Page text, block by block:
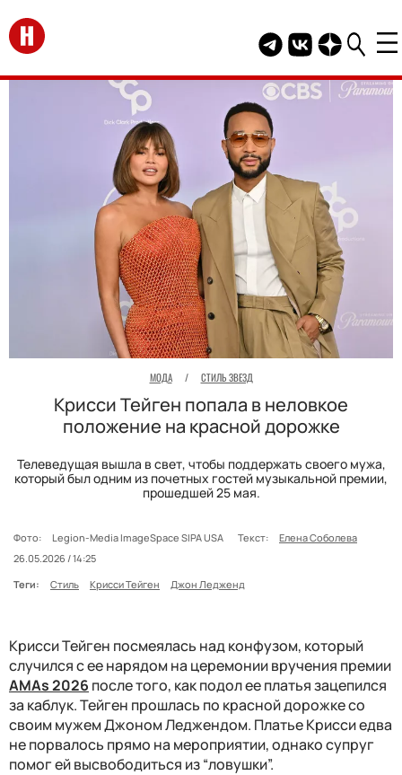
Перейти на главную
Telegram канал
Группа HELLO
Канал
МОДА / СТИЛЬ ЗВЕЗД
Крисси Тейген попала в неловкое
положение на красной дорожке
Телеведущая вышла в свет, чтобы поддержать своего мужа,
который был одним из почетных гостей музыкальной премии,
прошедшей 25 мая.
Фото: Legion-Media ImageSpace SIPA USA Текст:
Елена Соболева
26.05.2026 / 14:25
Теги:
Стиль Крисси Тейген Джон Ледженд
Крисси Тейген посмеялась над конфузом, который
случился с ее нарядом на церемонии вручения премии
AMAs 2026 после того, как подол ее платья зацепился
за каблук. Тейген прошлась по красной дорожке со
своим мужем Джоном Леджендом. Платье Крисси едва
не порвалось прямо на мероприятии, однако супруг
помог ей высвободиться из “ловушки”.